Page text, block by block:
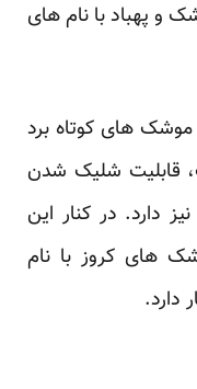
و پهباد با نام های
سبک صاعقه۱ و ۲ که موشک های کوتاه برد
قابلیت شلیک شدن
دارد. در کنار این
های کروز با نام
دارد.